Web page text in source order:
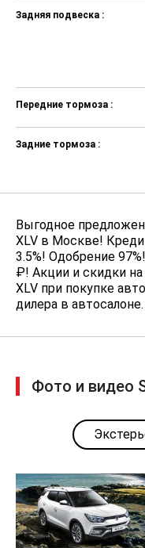
Задняя подвеска :
Передние тормоза :
Задние тормоза :
Выгодное
XLV в Москве!
3.5%! Одобрение
₽! Акции и скидки
XLV при покупке
дилера в автосалоне.
Фото и видео